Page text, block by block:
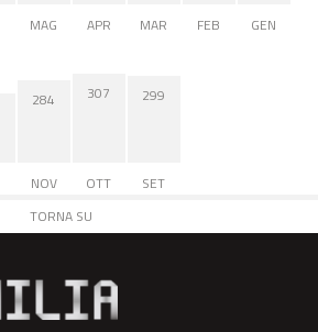
MAG APR MAR FEB GEN
284
NOV
307
OTT
299
SET
TORNA SU